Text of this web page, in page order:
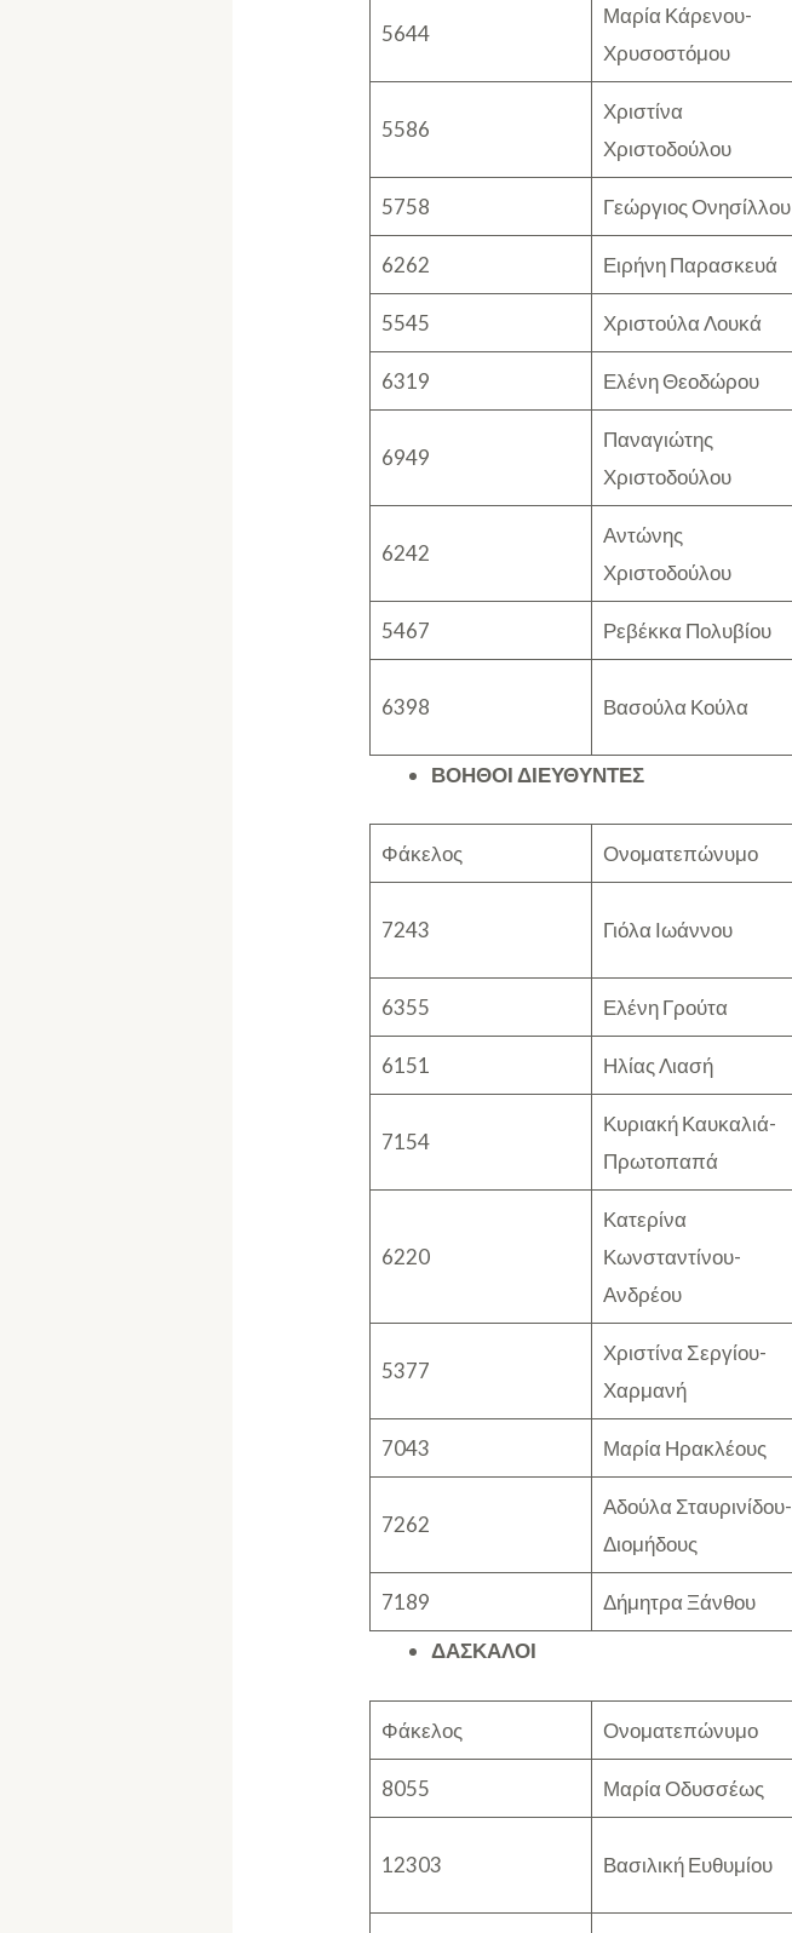
5644
Μαρία Κάρενου-
Χρυσοστόμου
5586
Χριστίνα
Χριστοδούλου
5758 Γεώργιος Ονησίλλου
6262 Ειρήνη Παρασκευά
5545 Χριστούλα Λουκά
6319 Ελένη Θεοδώρου
6949
Παναγιώτης
Χριστοδούλου
6242
Αντώνης
Χριστοδούλου
5467 Ρεβέκκα Πολυβίου
6398 Βασούλα Κούλα
ΒΟΗΘΟΙ ΔΙΕΥΘΥΝΤΕΣ
Φάκελος Ονοματεπώνυμο
7243 Γιόλα Ιωάννου
6355 Ελένη Γρούτα
6151 Ηλίας Λιασή
7154
Κυριακή Καυκαλιά-
Πρωτοπαπά
6220
Κατερίνα
Κωνσταντίνου-
Ανδρέου
5377
Χριστίνα Σεργίου-
Χαρμανή
7043 Μαρία Ηρακλέους
7262
Αδούλα Σταυρινίδου-
Διομήδους
7189 Δήμητρα Ξάνθου
ΔΑΣΚΑΛΟΙ
Φάκελος Ονοματεπώνυμο
8055 Μαρία Οδυσσέως
12303 Βασιλική Ευθυμίου